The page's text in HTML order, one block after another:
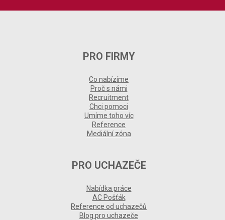
PRO FIRMY
Co nabízíme
Proč s námi
Recruitment
Chci pomoci
Umíme toho víc
Reference
Mediální zóna
PRO UCHAZEČE
Nabídka práce
AC Pošťák
Reference od uchazečů
Blog pro uchazeče